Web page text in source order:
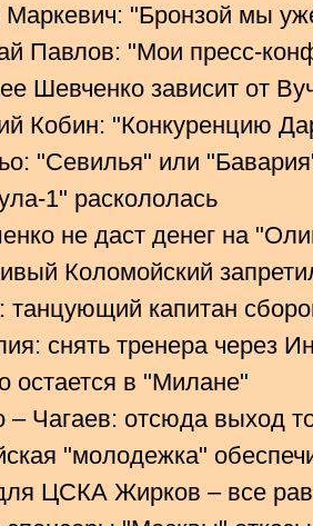
"Бронзой мы
Павлов: "Мои пресс-
Шевченко зависит от
Кобин: "Конкуренцию
"Севилья" или
1" раскололась
не даст денег на
Коломойский
танцующий капитан
снять тренера через
остается в "Милане"
– Чагаев: отсюда выход
"молодежка"
ЦСКА Жирков – все